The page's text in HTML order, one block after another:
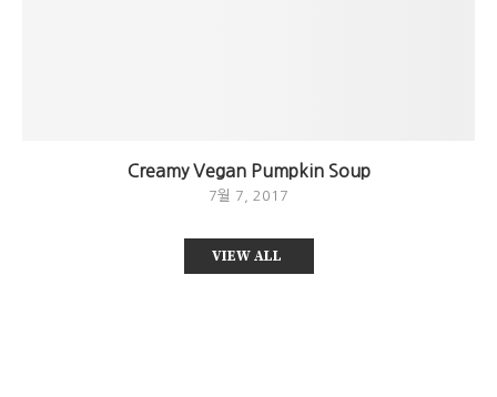
Creamy Vegan Pumpkin Soup
7월 7, 2017
VIEW ALL